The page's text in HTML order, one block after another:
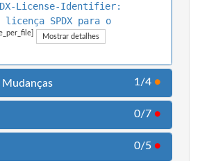
License-Identifier:
licença SPDX para o
Mostrar detalhes
1/4 ●
0/7 ●
0/5 ●